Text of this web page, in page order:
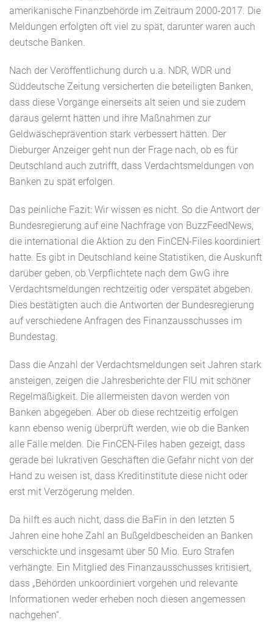
amerikanische Finanzbehörde im Zeitraum 2000-2017 Die
Meldungen erfolgten oft viel zu spät, darunter waren auch
deutsche Banken.
Nach der Veröffentlichung durch u.a. NDR, WDR und
Süddeutsche Zeitung versicherten die beteiligten Banken,
dass diese Vorgänge einerseits alt seien und sie zudem
daraus gelernt hätten und ihre Maßnahmen zur
Geldwäscheprävention stark verbessert hätten. Der
Dieburger Anzeiger geht nun der Frage nach, ob es für
Deutschland auch zutrifft, dass Verdachtsmeldungen von
Banken zu spät erfolgen.
Das peinliche Fazit: Wir wissen es nicht. So die Antwort der
Bundesregierung auf eine Nachfrage von BuzzFeedNews,
die international die Aktion zu den FinCEN-Files koordiniert
hatte. Es gibt in Deutschland keine Statistiken, die Auskunft
darüber geben, ob Verpflichtete nach dem GwG ihre
Verdachtsmeldungen rechtzeitig oder verspätet abgeben.
Dies bestätigten auch die Antworten der Bundesregierung
auf verschiedene Anfragen des Finanzausschusses im
Bundestag.
Dass die Anzahl der Verdachtsmeldungen seit Jahren stark
ansteigen, zeigen die Jahresberichte der FIU mit schöner
Regelmäßigkeit. Die allermeisten davon werden von
Banken abgegeben. Aber ob diese rechtzeitig erfolgen
kann ebenso wenig überprüft werden, wie ob die Banken
alle Fälle melden. Die FinCEN-Files haben gezeigt, dass
gerade bei lukrativen Geschäften die Gefahr nicht von der
Hand zu weisen ist, dass Kreditinstitute diese nicht oder
erst mit Verzögerung melden.
Da hilft es auch nicht, dass die BaFin in den letzten 5
Jahren eine hohe Zahl an Bußgeldbescheiden an Banken
verschickte und insgesamt über 50 Mio. Euro Strafen
verhängte. Ein Mitglied des Finanzausschusses kritisiert,
dass „Behörden unkoordiniert vorgehen und relevante
Informationen weder erheben noch diesen angemessen
nachgehen“.